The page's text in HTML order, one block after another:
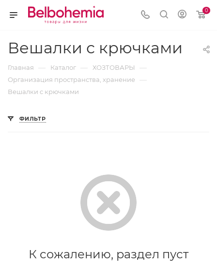
0
Вешалки с крючками
Главная — Каталог — ХОЗТОВАРЫ —
Организация пространства, хранение —
Вешалки с крючками
ФИЛЬТР
К сожалению, раздел пуст